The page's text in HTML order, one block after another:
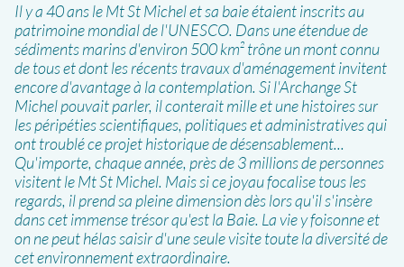
Il y a 40 ans le Mt St Michel et sa baie étaient inscrits au
patrimoine mondial de l'UNESCO. Dans une étendue de
sédiments marins d'environ 500 km² trône un mont connu
de tous et dont les récents travaux d'aménagement invitent
encore d'avantage à la contemplation. Si l'Archange St
Michel pouvait parler, il conterait mille et une histoires sur
les péripéties scientifiques, politiques et administratives qui
ont troublé ce projet historique de désensablement...
Qu'importe, chaque année, près de 3 millions de personnes
visitent le Mt St Michel. Mais si ce joyau focalise tous les
regards, il prend sa pleine dimension dès lors qu'il s'insère
dans cet immense trésor qu'est la Baie. La vie y foisonne et
on ne peut hélas saisir d'une seule visite toute la diversité de
cet environnement extraordinaire.